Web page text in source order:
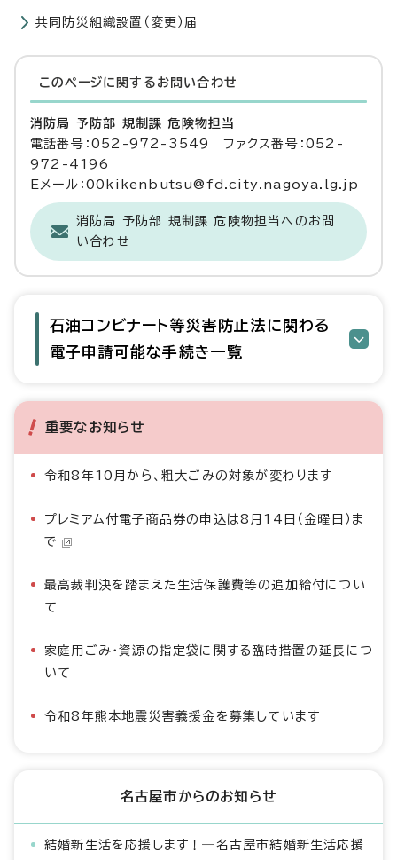
共同防災組織設置（変更）届
このページに関する お問い合わせ
消防局 予防部 規制課 危険物担当
電話番号：052-972-3549 ファクス番号：052-
972-4196
Eメール：00kikenbutsu@fd.city.nagoya.lg.jp
消防局 予防部 規制課 危険物担当へのお問
い合わせ
石油コンビナート等災害防止法に関わる
電子申請可能な手続き一覧
重要なお知らせ
令和8年10月から、粗大ごみの対象が変わります
プレミアム付電子商品券の申込は8月14日（金曜日）ま
で
最高裁判決を踏まえた生活保護費等の追加給付につい
て
家庭用ごみ・資源の指定袋に関する臨時措置の延長につ
いて
令和8年熊本地震災害義援金を募集しています
名古屋市からのお知らせ
結婚新生活を応援します！―名古屋市結婚新生活応援